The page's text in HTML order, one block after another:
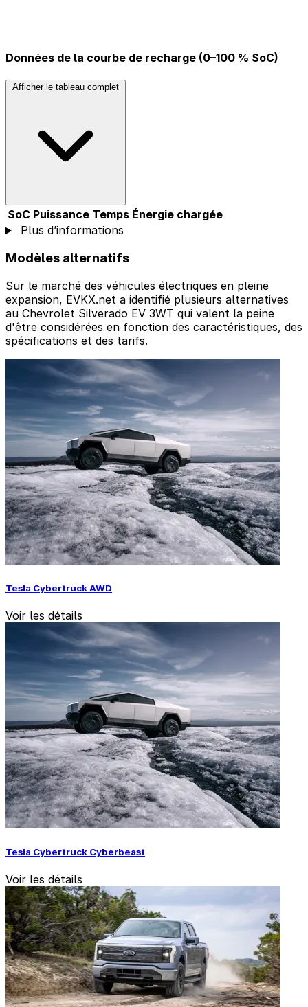
Données de la courbe de recharge (0–100 % SoC)
Afficher le tableau complet
SoC Puissance Temps Énergie chargée
Plus d’informations
Modèles alternatifs
Sur le marché des véhicules électriques en pleine
expansion, EVKX.net a identifié plusieurs alternatives
au Chevrolet Silverado EV 3WT qui valent la peine
d'être considérées en fonction des caractéristiques, des
spécifications et des tarifs.
Tesla Cybertruck AWD
Voir les détails
Tesla Cybertruck Cyberbeast
Voir les détails